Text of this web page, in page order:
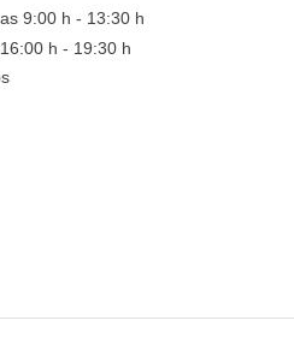
9:00 h - 13:30 h
h - 19:30 h